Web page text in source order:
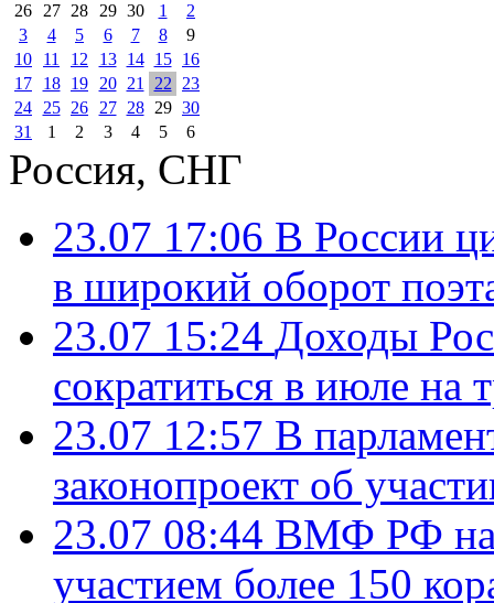
26 27 28 29 30 1
2
3
4 5 6 7 8
9
10
11 12 13 14 15
16
17
18 19 20 21 22
23
24
25 26 27 28 29 30
31
1 2 3 4 5 6
Россия, СНГ
23.07 17:06 В России
в широкий оборот
23.07 15:24 Доходы
сократиться в июле на
23.07 12:57 В
законопроект об
23.07 08:44 ВМФ РФ
участием более 150